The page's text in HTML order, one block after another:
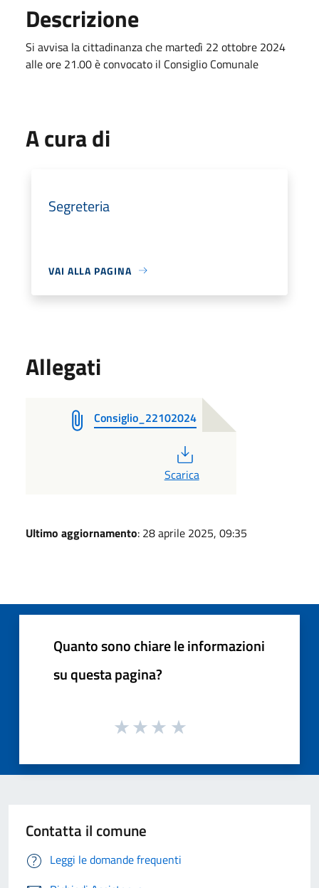
Descrizione
Si avvisa la cittadinanza che martedì 22 ottobre 2024
alle ore 21.00 è convocato il Consiglio Comunale
A cura di
Segreteria
VAI ALLA PAGINA
Allegati
Consiglio_22102024
Scarica
Ultimo aggiornamento: 28 aprile 2025, 09:35
Quanto sono chiare le informazioni
su questa pagina?
Contatta il comune
Leggi le domande frequenti